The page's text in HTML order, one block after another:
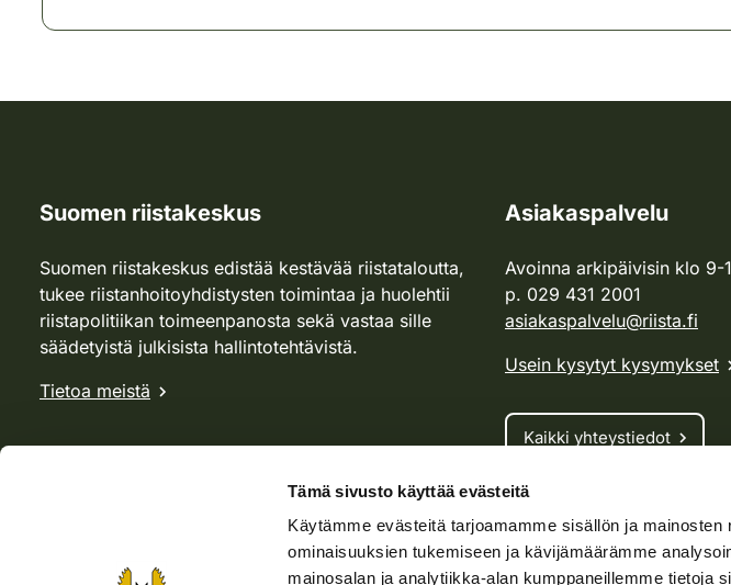
Tämä sivusto käyttää evästeitä
Käytämme evästeitä tarjoamamme sisällön ja mainosten
ominaisuuksien tukemiseen ja kävijämäärämme
mainosalan ja analytiikka-alan kumppaneillemme tietoja
Suomen riistakeskus
Suomen riistakeskus edistää kestävää riistataloutta,
tukee riistanhoitoyhdistysten toimintaa ja huolehtii
riistapolitiikan toimeenpanosta sekä vastaa sille
säädetyistä julkisista hallintotehtävistä.
Tietoa meistä
Asiakaspalvelu
Avoinna arkipäivisin klo 9-
p. 029 431 2001
asiakaspalvelu@riista.fi
Usein kysytyt kysymykset
Kaikki yhteystiedot
Metsästyskortti-asiat
Oma riista -asiat
Lupa-asiat